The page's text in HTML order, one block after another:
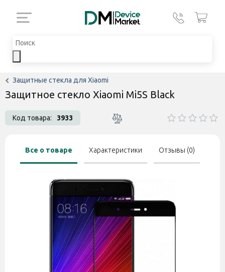
Защитные стекла для Xiaomi
Защитное стекло Xiaomi Mi5S Black
Код товара: 3933
Все о товаре Характеристики Отзывы (0)